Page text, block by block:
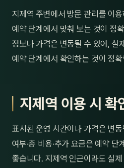
지제역 주변에서 방문 관리를 이
예약 단계에서 맞춰 보는 것이 정
정보나 가격은 변동될 수 있어, 실
예약 단계에서 확인하는 것이 정
지제역 이용 시 확
표시된 운영 시간이나 가격은 변
여부·총 비용·추가 요금은 예약 단
좋습니다. 지제역 인근이라도 실